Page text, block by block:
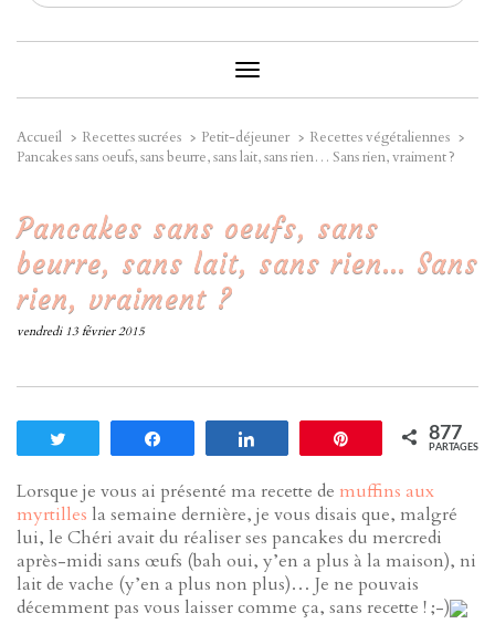
Toggle
Navigation
Accueil Recettes sucrées Petit-déjeuner
Recettes végétaliennes
Pancakes sans oeufs, sans beurre, sans lait, sans rien… Sans rien, vraiment ?
Pancakes sans oeufs, sans
beurre, sans lait, sans rien… Sans
rien, vraiment ?
vendredi 13 février 2015
Enregistrer877
PARTAGES
Lorsque je vous ai présenté ma recette de muffins aux
myrtilles la semaine dernière, je vous disais que, malgré
lui, le Chéri avait du réaliser ses pancakes du mercredi
après-midi sans œufs (bah oui, y’en a plus à la maison), ni
lait de vache (y’en a plus non plus)… Je ne pouvais
décemment pas vous laisser comme ça, sans recette ! ;-)